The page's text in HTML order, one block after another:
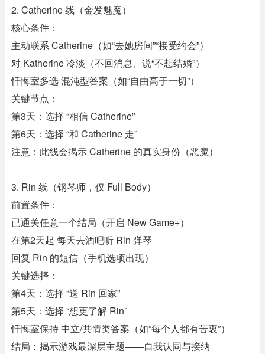
2. Catherine 线（金发魅魔）
核心条件：
主动联系 Catherine（如“去她房间”“接受约会”）
对 Katherine 冷淡（不回消息、说“不想结婚”）
忏悔室多选 混沌型答案（如“自由高于一切”）
关键节点：
第3天：选择 “相信 Catherine”
第6天：选择 “和 Catherine 走”
注意：此线会揭示 Catherine 的真实身份（恶魔）
3. Rin 线（钢琴师，仅 Full Body）
前置条件：
已通关任意一个结局（开启 New Game+）
在第2天起 每天去酒吧听 Rin 弹琴
回复 Rin 的短信（手机选项出现）
关键选择：
第4天：选择 “送 Rin 回家”
第5天：选择 “想更了解 Rin”
忏悔室保持 中立/共情类答案（如“每个人都有苦衷”）
结局：揭示游戏最深层主题——自我认同与接纳